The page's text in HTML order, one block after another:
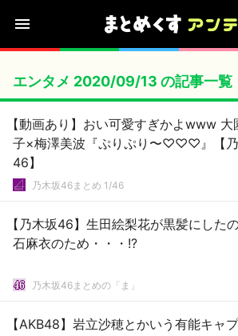
エンタメ 2020/09/13 の記事一覧
【動画あり】おい可愛すぎかよwww 大
子×梅澤美波『ぷりぷり〜♡♡♡』【
46】
乃木坂46まとめ 1/46
【乃木坂46】生田絵梨花が黒髪にした
石麻衣のため・・・!?
乃木坂46まとめの「ま」
【AKB48】岩立沙穂とかいう有能キャ